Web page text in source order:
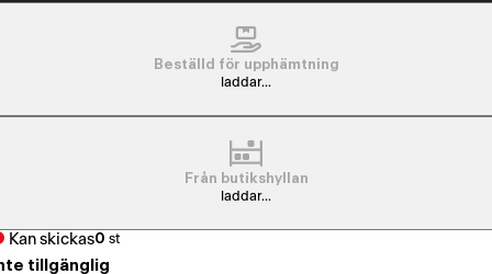
Beställd för upphämtning
laddar...
Från butikshyllan
laddar...
Kan skickas0 st
tillgänglig